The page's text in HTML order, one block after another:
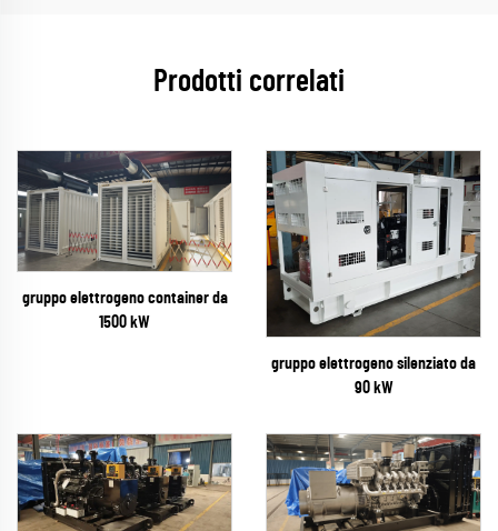
Prodotti correlati
gruppo elettrogeno container da
1500 kW
gruppo elettrogeno silenziato da
90 kW